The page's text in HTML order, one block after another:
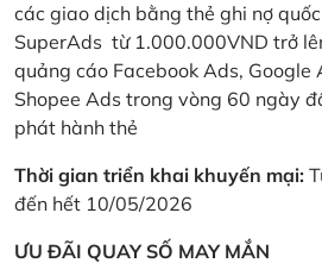
các giao dịch bằng thẻ ghi nợ
SuperAds từ 1.000.000VND trở
quảng cáo Facebook Ads, Google
Shopee Ads trong vòng 60 ngày
phát hành thẻ
Thời gian triển khai khuyến mại:
đến hết 10/05/2026
ƯU ĐÃI QUAY SỐ MAY MẮN